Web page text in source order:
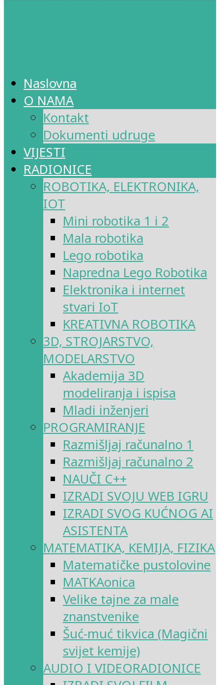
Naslovna
O NAMA
Kontakt
Dokumenti udruge
VIJESTI
RADIONICE
ROBOTIKA, ELEKTRONIKA,
IOT
Mini robotika 1 i 2
Mala robotika
Lego robotika
Napredna Lego Robotika
Elektronika i internet
stvari IoT
KREATIVNA ROBOTIKA
3D, STROJARSTVO,
MODELARSTVO
Akademija 3D
modeliranja i ispisa
Mladi inženjeri
PROGRAMIRANJE
Razmišljaj računalno 1
Razmišljaj računalno 2
NAUČI C++
IZRADI SVOJU WEB IGRU
IZRADI SVOG KUĆNOG AI
ASISTENTA
MATEMATIKA, KEMIJA, FIZIKA
Matematičke pustolovine
MATKAonica
Velike tajne za male
znanstvenike
Šuć-muć tikvica (Magični
svijet kemije)
AUDIO I VIDEORADIONICE